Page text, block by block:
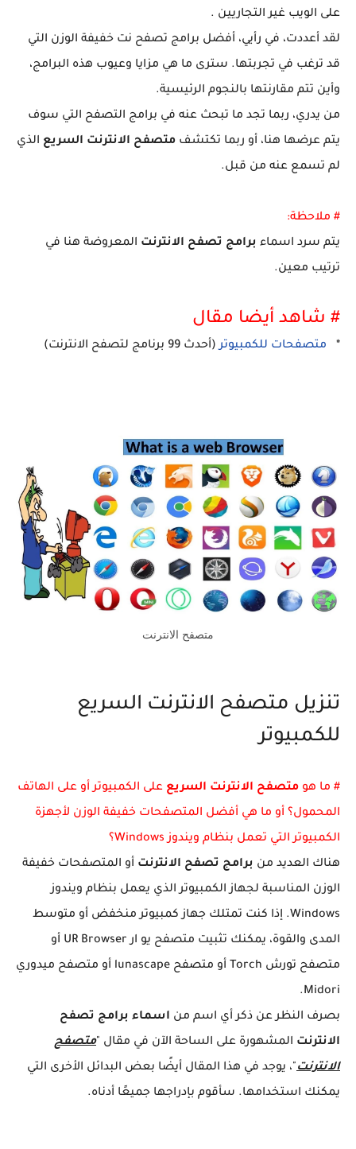
على الويب غير التجاريين .
لقد أعددت، في رأيي، أفضل برامج تصفح نت خفيفة الوزن التي
قد ترغب في تجربتها. سترى ما هي مزايا وعيوب هذه البرامج،
وأين تتم مقارنتها بالنجوم الرئيسية.
من يدري، ربما تجد ما تبحث عنه في برامج التصفح التي سوف
يتم عرضها هنا، أو ربما تكتشف متصفح الانترنت السريع الذي
لم تسمع عنه من قبل.
# ملاحظة:
يتم سرد اسماء برامج تصفح الانترنت المعروضة هنا في
ترتيب معين.
# شاهد أيضا مقال
* متصفحات للكمبيوتر(أحدث 99 برنامج لتصفح الانترنت)
متصفح الانترنت
تنزيل متصفح الانترنت السريع
للكمبيوتر
# ما هو متصفح الانترنت السريع على الكمبيوتر أو على الهاتف
المحمول؟ أو ما هي أفضل المتصفحات خفيفة الوزن لأجهزة
الكمبيوتر التي تعمل بنظام ويندوز Windows؟
هناك العديد من برامج تصفح الانترنت أو المتصفحات خفيفة
الوزن المناسبة لجهاز الكمبيوتر الذي يعمل بنظام ويندوز
Windows. إذا كنت تمتلك جهاز كمبيوتر منخفض أو متوسط
المدى والقوة، يمكنك تثبيت متصفح يو ار UR Browser أو
متصفح تورش Torch أو متصفح lunascape أو متصفح ميدوري
Midori.
بصرف النظر عن ذكر أي اسم من اسماء برامج تصفح
الانترنت المشهورة على الساحة الآن في مقال "متصفح
الانترنت"، يوجد في هذا المقال أيضًا بعض البدائل الأخرى التي
يمكنك استخدامها. سأقوم بإدراجها جميعًا أدناه.